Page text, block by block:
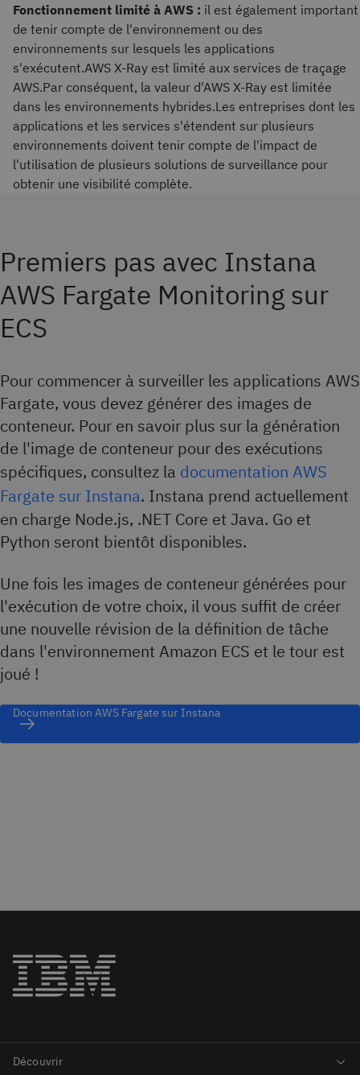
Fonctionnement limité à AWS : il est également important
de tenir compte de l'environnement ou des
environnements sur lesquels les applications
s'exécutent.AWS X-Ray est limité aux services de traçage
AWS.Par conséquent, la valeur d'AWS X-Ray est limitée
dans les environnements hybrides.Les entreprises dont les
applications et les services s'étendent sur plusieurs
environnements doivent tenir compte de l'impact de
l'utilisation de plusieurs solutions de surveillance pour
obtenir une visibilité complète.
Premiers pas avec Instana
AWS Fargate Monitoring sur
ECS
Pour commencer à surveiller les applications AWS
Fargate, vous devez générer des images de
conteneur. Pour en savoir plus sur la génération
de l'image de conteneur pour des exécutions
spécifiques, consultez la documentation AWS
Fargate sur Instana. Instana prend actuellement
en charge Node.js, .NET Core et Java. Go et
Python seront bientôt disponibles.
Une fois les images de conteneur générées pour
l'exécution de votre choix, il vous suffit de créer
une nouvelle révision de la définition de tâche
dans l'environnement Amazon ECS et le tour est
joué !
Documentation AWS Fargate sur Instana